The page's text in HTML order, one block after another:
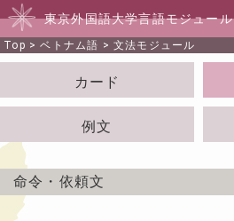
東京外国語大学言語モジュール
Top >ベトナム語 >文法モジュール
カード
例文
命令・依頼文